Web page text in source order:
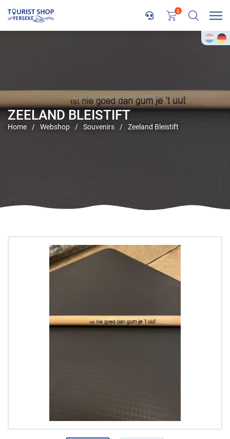
0
ZEELAND BLEISTIFT
Home / Webshop / Souvenirs / Zeeland Bleistift